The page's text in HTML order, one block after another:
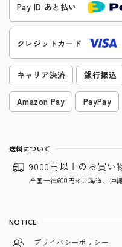
Pay ID あと払い
クレジットカード
キャリア決済 銀行振込
Amazon Pay PayPay
送料について
9000円以上のお買い
全国一律600円※北海道、沖
NOTICE
プライバシーポリシー